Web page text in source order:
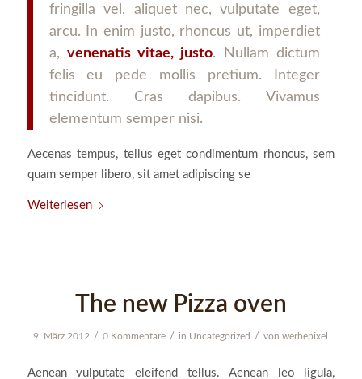
fringilla vel, aliquet nec, vulputate eget,
arcu. In enim justo, rhoncus ut, imperdiet
a, venenatis vitae, justo. Nullam dictum
felis eu pede mollis pretium. Integer
tincidunt. Cras dapibus. Vivamus
elementum semper nisi.
Aecenas tempus, tellus eget condimentum rhoncus, sem
quam semper libero, sit amet adipiscing se
Weiterlesen
The new Pizza oven
9. März 2012 / 0 Kommentare / in Uncategorized / vonwerbepixel
Aenean vulputate eleifend tellus. Aenean leo ligula,